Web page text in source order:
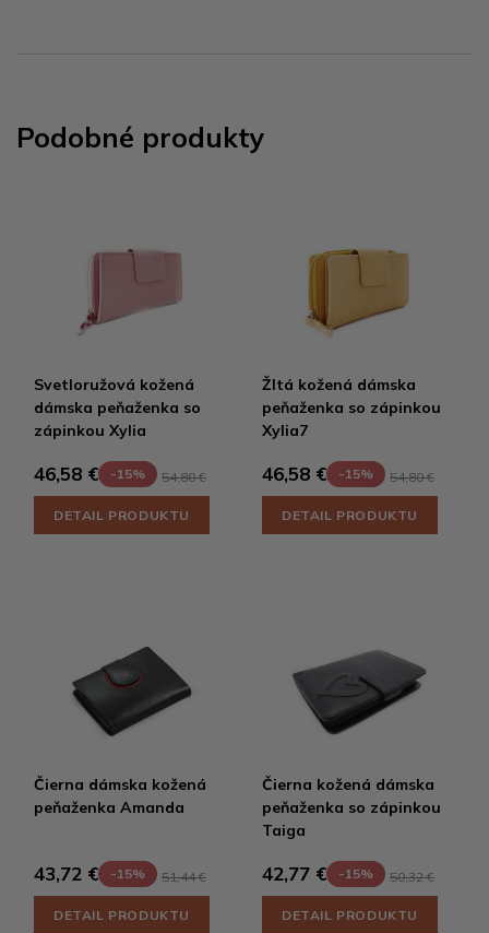
Podobné produkty
Svetloružová kožená
dámska peňaženka so
zápinkou Xylia
46,58 € -15% 54,80 €
DETAIL PRODUKTU
Žltá kožená dámska
peňaženka so zápinkou
Xylia7
46,58 € -15% 54,80 €
DETAIL PRODUKTU
Čierna dámska kožená
peňaženka Amanda
43,72 € -15% 51,44 €
DETAIL PRODUKTU
Čierna kožená dámska
peňaženka so zápinkou
Taiga
42,77 € -15% 50,32 €
DETAIL PRODUKTU